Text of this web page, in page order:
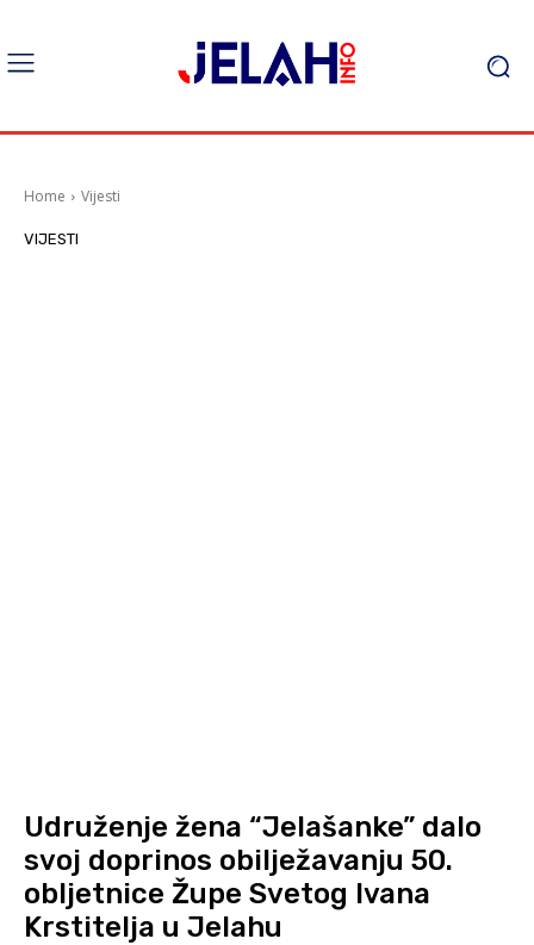
Home Vijesti
VIJESTI
Udruženje žena “Jelašanke” dalo
svoj doprinos obilježavanju 50.
obljetnice Župe Svetog Ivana
Krstitelja u Jelahu